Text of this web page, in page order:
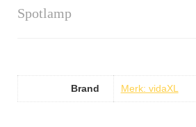
Spotlamp
Brand Merk: vidaXL